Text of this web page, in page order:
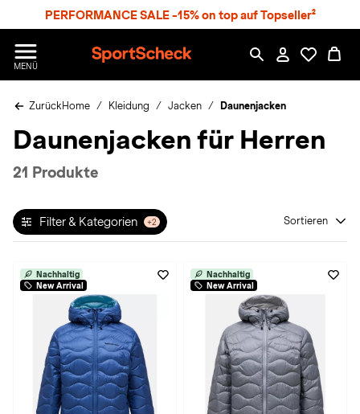
PERFORMANCE SALE -15% on top auf Topseller²
MENÜ
p
r
S
h
k
ZurückHome Kleidung Jacken Daunenjacken
Daunenjacken für Herren
21 Produkte
Filter & Kategorien +2 Sortieren
Nachhaltig
New Arrival
Nachhaltig
New Arrival